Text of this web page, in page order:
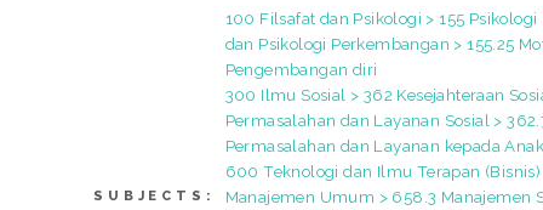
SUBJECTS:
100 Filsafat dan Psikologi > 155
dan Psikologi Perkembangan > 155.25
Pengembangan diri
300 Ilmu Sosial > 362 Kesejahteraan
Permasalahan dan Layanan Sosial >
Permasalahan dan Layanan kepada
600 Teknologi dan Ilmu Terapan
Manajemen Umum > 658.3 Manajemen